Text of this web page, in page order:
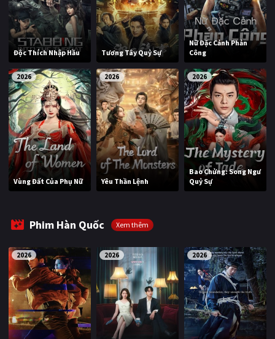
Độc Thích Nhập Hầu Tương Tây Quỷ Sự
Nữ Đặc Cảnh Phản
Công
2026
Vùng Đất Của Phụ Nữ
2026
Yêu Thần Lệnh
2026
Bao Chửng: Song Ngư
Quỷ Sự
Phim Hàn Quốc Xem thêm
2026 2026 2026